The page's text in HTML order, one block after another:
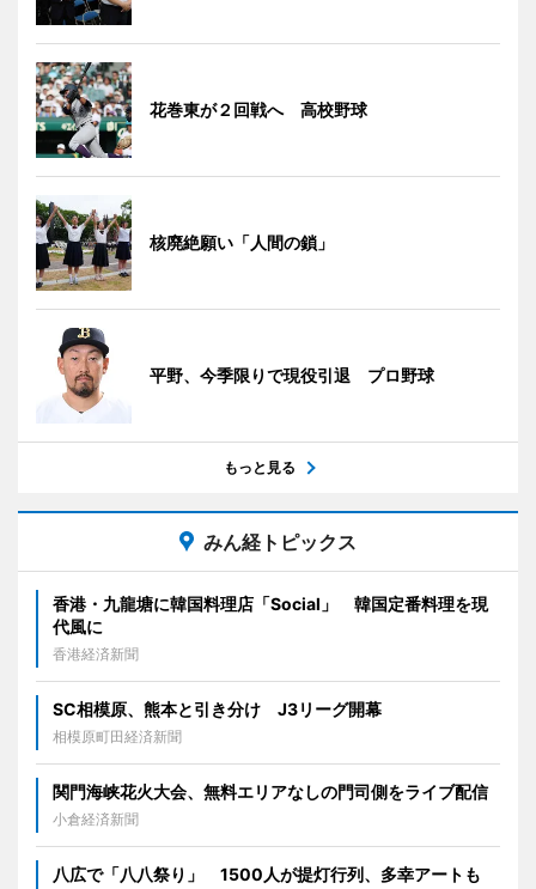
花巻東が２回戦へ 高校野球
核廃絶願い「人間の鎖」
平野、今季限りで現役引退 プロ野球
もっと見る
みん経トピックス
香港・九龍塘に韓国料理店「Social」 韓国定番料理を現
代風に
香港経済新聞
SC相模原、熊本と引き分け J3リーグ開幕
相模原町田経済新聞
関門海峡花火大会、無料エリアなしの門司側をライブ配信
小倉経済新聞
八広で「八八祭り」 1500人が提灯行列、多幸アートも